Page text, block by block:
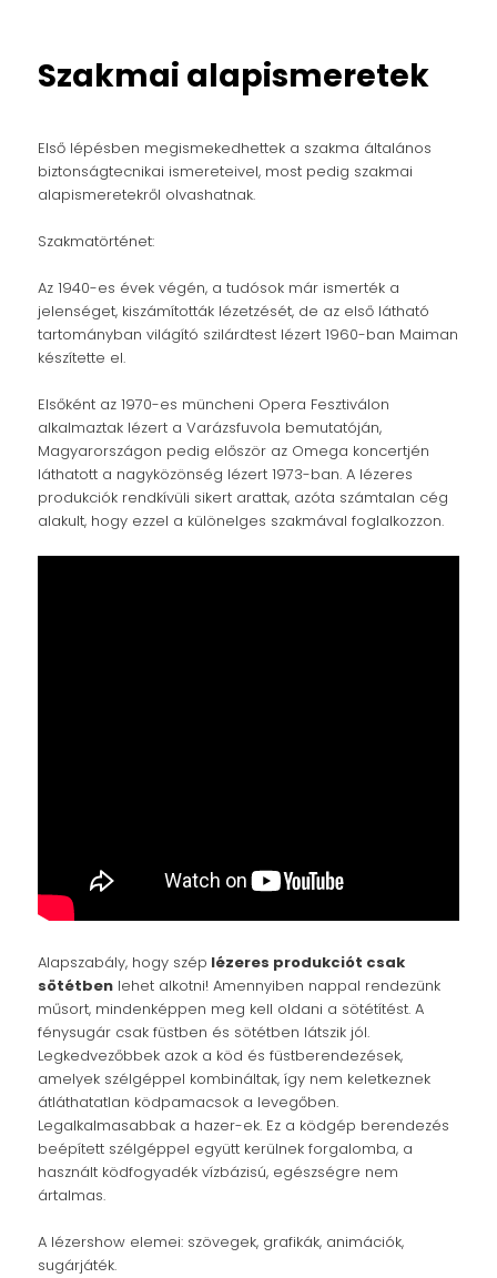
Szakmai alapismeretek
Első lépésben megismekedhettek a szakma általános
biztonságtecnikai ismereteivel, most pedig szakmai
alapismeretekről olvashatnak.
Szakmatörténet:
Az 1940-es évek végén, a tudósok már ismerték a
jelenséget, kiszámították lézetzését, de az első látható
tartományban világító szilárdtest lézert 1960-ban Maiman
készítette el.
Elsőként az 1970-es müncheni Opera Fesztiválon
alkalmaztak lézert a Varázsfuvola bemutatóján,
Magyarországon pedig először az Omega koncertjén
láthatott a nagyközönség lézert 1973-ban. A lézeres
produkciók rendkívüli sikert arattak, azóta számtalan cég
alakult, hogy ezzel a különelges szakmával foglalkozzon.
Alapszabály, hogy szép lézeres produkciót csak
sötétben lehet alkotni! Amennyiben nappal rendezünk
műsort, mindenképpen meg kell oldani a sötétítést. A
fénysugár csak füstben és sötétben látszik jól.
Legkedvezőbbek azok a köd és füstberendezések,
amelyek szélgéppel kombináltak, így nem keletkeznek
átláthatatlan ködpamacsok a levegőben.
Legalkalmasabbak a hazer-ek. Ez a ködgép berendezés
beépített szélgéppel együtt kerülnek forgalomba, a
használt ködfogyadék vízbázisú, egészségre nem
ártalmas.
A lézershow elemei: szövegek, grafikák, animációk,
sugárjáték.